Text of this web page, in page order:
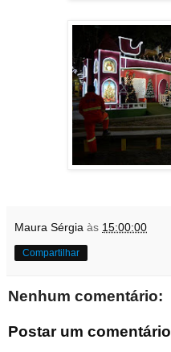
Maura Sérgia às 15:00:00
Compartilhar
Nenhum comentário:
Postar um comentário